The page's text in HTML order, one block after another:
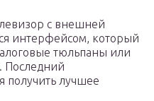
с внешней
интерфейсом, который
тюльпаны или
Последний
получить лучшее